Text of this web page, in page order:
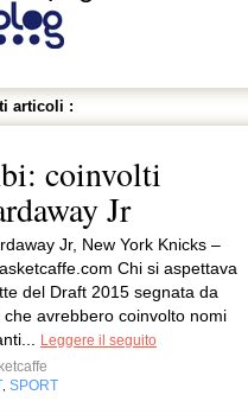
articoli :
coinvolti
Jr
Jr, New York Knicks –
Chi si aspettava
del Draft 2015 segnata da
che avrebbero coinvolto nomi
Leggere il seguito
SPORT